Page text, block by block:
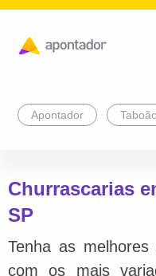
Apontador
Churrascarias
SP
Tenha as melhores
com os mais